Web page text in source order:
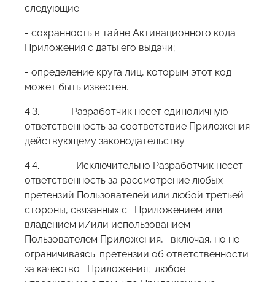
следующие:
- сохранность в тайне Активационного кода
Приложения с даты его выдачи;
- определение круга лиц, которым этот код
может быть известен.
4.3. Разработчик несет единоличную
ответственность за соответствие Приложения
действующему законодательству.
4.4. Исключительно Разработчик несет
ответственность за рассмотрение любых
претензий Пользователей или любой третьей
стороны, связанных с Приложением или
владением и/или использованием
Пользователем Приложения, включая, но не
ограничиваясь: претензии об ответственности
за качество Приложения; любое